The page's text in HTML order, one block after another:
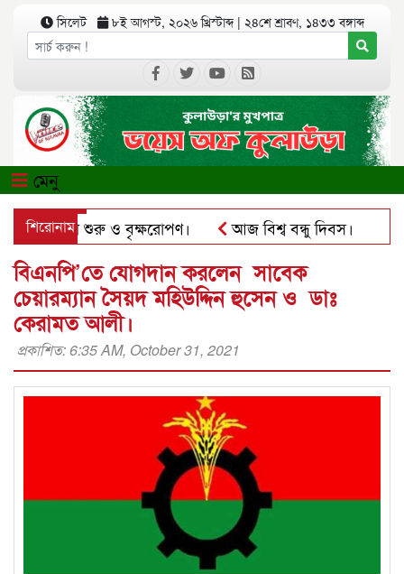
সিলেট ৮ই আগস্ট, ২০২৬ খ্রিস্টাব্দ| ২৪শে শ্রাবণ, ১৪৩৩ বঙ্গাব্দ
মেনু
শিরোনাম
কার্যক্রম শুরু ও বৃক্ষরোপণ। আজ বিশ্ব বন্ধু দিবস।
ব্যবহার করে প্রতারণার চেষ্টা।
বিএনপি’তে যোগদান করলেন সাবেক
চেয়ারম্যান সৈয়দ মহিউদ্দিন হুসেন ও ডাঃ
কেরামত আলী।
প্রকাশিত: 6:35 AM, October 31, 2021